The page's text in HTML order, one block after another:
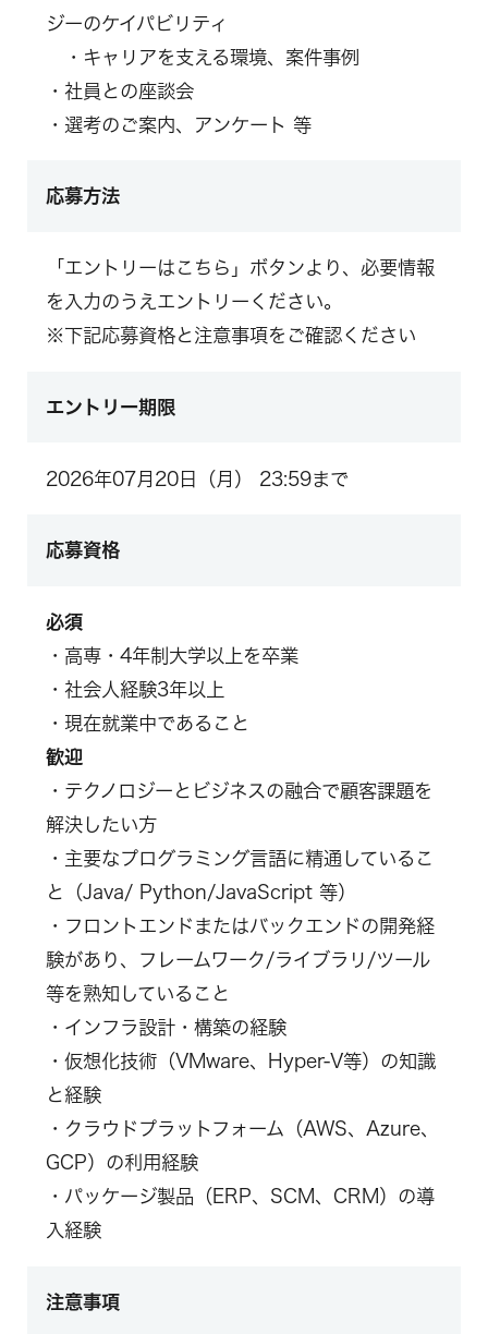
ジーのケイパビリティ
・キャリアを支える環境、案件事例
・社員との座談会
・選考のご案内、アンケート 等
応募方法
「エントリーはこちら」ボタンより、必要情報
を入力のうえエントリーください。
※下記応募資格と注意事項をご確認ください
エントリー期限
2026年07月20日（月） 23:59まで
応募資格
必須
・高専・4年制大学以上を卒業
・社会人経験3年以上
・現在就業中であること
歓迎
・テクノロジーとビジネスの融合で顧客課題を
解決したい方
・主要なプログラミング言語に精通しているこ
と（Java/ Python/JavaScript 等）
・フロントエンドまたはバックエンドの開発経
験があり、フレームワーク/ライブラリ/ツール
等を熟知していること
・インフラ設計・構築の経験
・仮想化技術（VMware、Hyper-V等）の知識
と経験
・クラウドプラットフォーム（AWS、Azure、
GCP）の利用経験
・パッケージ製品（ERP、SCM、CRM）の導
入経験
注意事項